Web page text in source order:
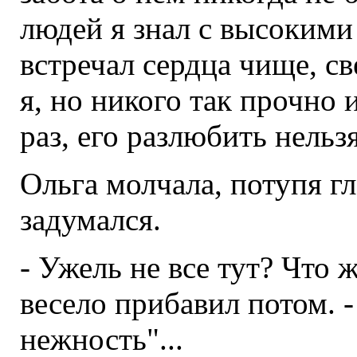
людей я знал с
встречал сердца чище,
я, но никого так прочно
раз, его разлюбить
Ольга молчала, потупя
задумался.
- Ужель не все тут?
весело прибавил
нежность"...